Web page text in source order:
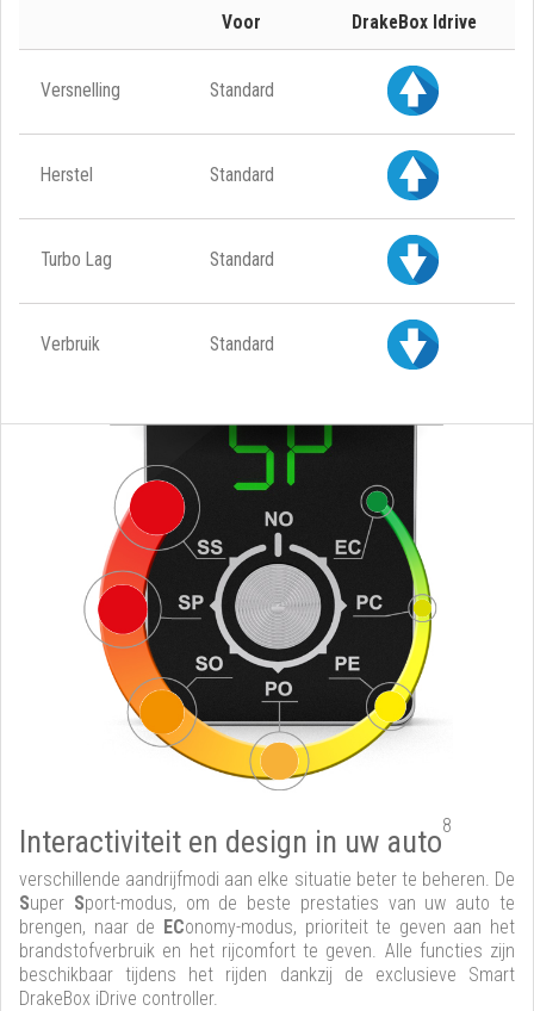
Voor DrakeBox Idrive
Versnelling Standard
Herstel Standard
Turbo Lag Standard
Verbruik Standard
Interactiviteit en design in uw auto8
verschillende aandrijfmodi aan elke situatie beter te beheren. De
Super Sport-modus, om de beste prestaties van uw auto te
brengen, naar de EConomy-modus, prioriteit te geven aan het
brandstofverbruik en het rijcomfort te geven. Alle functies zijn
beschikbaar tijdens het rijden dankzij de exclusieve Smart
DrakeBox iDrive controller.